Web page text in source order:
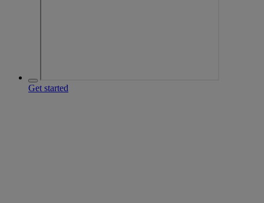
Get started